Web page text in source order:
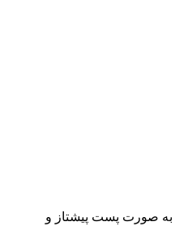
به صورت پست پیشتاز و